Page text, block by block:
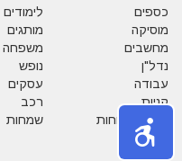
כספים
לימודים
מוסיקה
מותגים
מחשבים
משפחה
נדל"ן
נופש
עבודה
עסקים
קניות
רכב
שירות לקוחות
שמחות
תזונה